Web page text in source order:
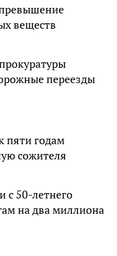
веществ
переезды
пяти годам
сожителя
с 50-летнего
на два миллиона